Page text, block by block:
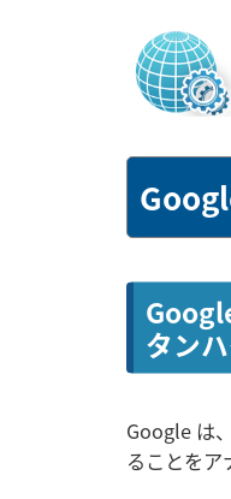
タン
Google は
ることをア